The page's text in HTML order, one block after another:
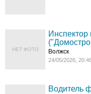
НЕТ ФОТО
Инспектор
Волжск
24/05/2026,
Водитель